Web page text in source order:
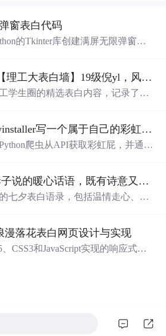
窗表白代码
的Tkinter库创建满屏无限弹窗效
用devc++表白_【理工大表白墙】19级倪yl，风吹起如花般破碎的流年，而你的笑容摇晃摇晃，成为我命途中最美的点缀...
学生圈的精选表白内容，记录了学
用python爬虫,pyinstaller写一个属于自己的彩虹屁生成器！（链接在文末自取）
爬虫从API获取彩虹屁，并通过
适合七夕节对妻子说的暖心话语，既有诗意又充满真心，
七夕表白语录，包括温情走心、浪
预约SPA等，增强情感互动。
漫落花表白网页设计与实现
CSS3和JavaScript实现的响应式表